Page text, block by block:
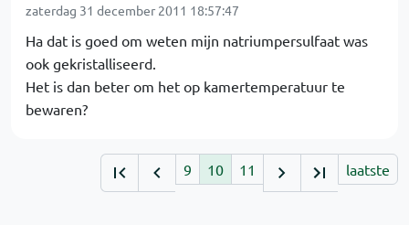
zaterdag 31 december 2011 18:57:47
Ha dat is goed om weten mijn natriumpersulfaat was
ook gekristalliseerd.
Het is dan beter om het op kamertemperatuur te
bewaren?
9 10 11 laatste